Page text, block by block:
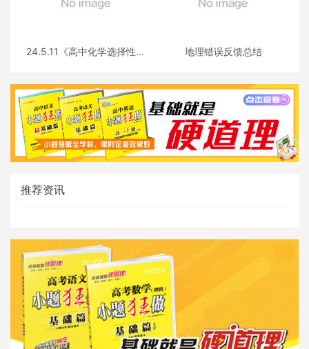
24.5.11《高中化学选择性必
地理错误反馈总结
推荐资讯